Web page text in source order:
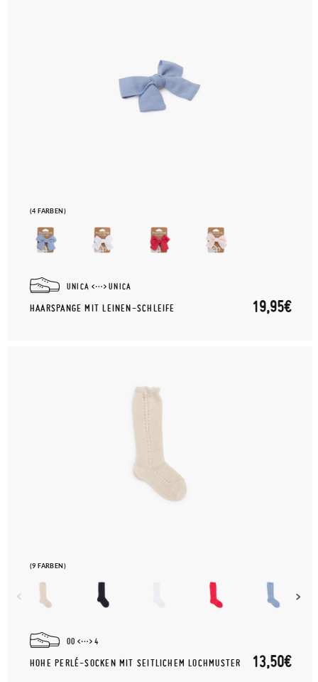
(4 FARBEN)
UNICA UNICA
HAARSPANGE MIT LEINEN-SCHLEIFE 19,95€
(9 FARBEN)
00 4
HOHE PERLÉ-SOCKEN MIT SEITLICHEM LOCHMUSTER 13,50€